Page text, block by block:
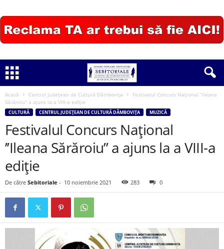
Acasă Centrul Județean de Cultură Dâmbovița
Festivalul Concurs Național ’’Ileana
Sărăroiu’’ a ajuns la a VIII-a ediție
CULTURĂ CENTRUL JUDEȚEAN DE CULTURĂ DÂMBOVIȚA MUZICĂ
Festivalul Concurs Național
’’Ileana Sărăroiu’’ a ajuns la a VIII-a
ediție
De către Sebitoriale - 10 noiembrie 2021 283 0